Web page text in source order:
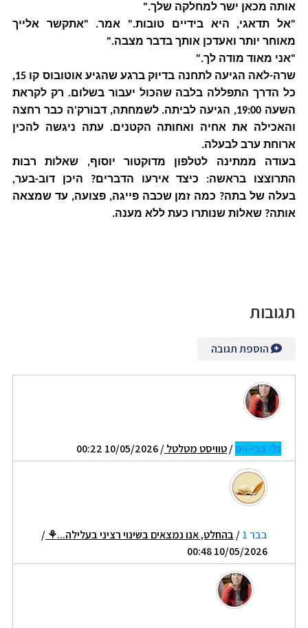
אותה מכאן ישר למחלקה שלך."
"אל תדאגי, היא בידיים טובות." אמר. "אתקשר אלייך
מאוחר יותר ואעדכן אותך בדבר מצבה."
"אני מאוד מודה לך."
שרה-לאה הגיעה לתחנה בדיוק ברגע שהגיע אוטובוס קו 15,
כל הדרך התפללה בלבה שהכול יעבור בשלום. רק לקראת
השעה 19:00, הגיעה לביתה. לשמחתה, דבורק'ה כבר רחצה
והאכילה את אחיה ואחותה הקטנים. עתה ניגשה להכין
ארוחת ערב לבעלה.
בעודה ממתינה לטלפון מדוקטור יוסוף, שאלות רבות
התרוצצו בראשה: כיצד אירעו הדברים? היכן דוב-בער,
בעלה של בתה? כמה זמן שכבה פייגה, פצועה, עד שמצאה
אותה? שאלות שנותרו כעת ללא מענה.
תגובות
הוספת תגובה
גלי צבי-ויס/טוויסט מטלטל/ 10/05/2026 00:22
בבר 1 / בהחלט, אנו נמצאים בשינוי רציני בעלילה...⚘ /
10/05/2026 00:48